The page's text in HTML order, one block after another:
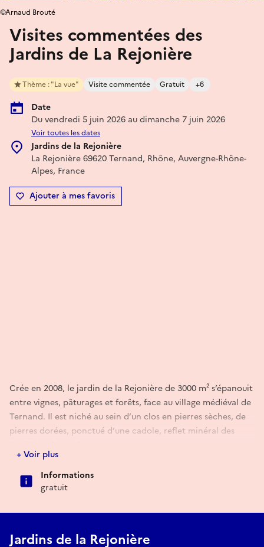
Visites commentées des
Jardins de La Rejonière
Thème : "La vue" Visite commentée Gratuit +6
Date
Du vendredi 5 juin 2026 au dimanche 7 juin 2026
Voir toutes les dates
Jardins de la Rejonière
La Rejonière 69620 Ternand, Rhône, Auvergne-Rhône-
Alpes, France
Ajouter à mes favoris
©Arnaud Brouté
Crée en 2008, le jardin de la Rejonière de 3000 m² s’épanouit
entre vignes, pâturages et forêts, face au village médiéval de
Ternand. Il est niché au sein d’un clos en pierres sèches, de
pierres dorées, ponctué d’une cadole, reflet minéral des
Conçu comme un laboratoire, le jardin permet l’observation
et l’expérimentation de fleurs et feuillages à couper,
abrite une riche diversité botanique composée de plantes
l’art floral, les végétaux ont été soigneusement sélectionnés
+ Voir plus
Informations
gratuit
Jardins de la Rejonière